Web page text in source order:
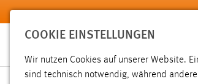
Zum Hauptinhalt springen
COOKIE EINSTELLUNGEN
Wir nutzen Cookies auf unserer Website.
sind technisch notwendig, während